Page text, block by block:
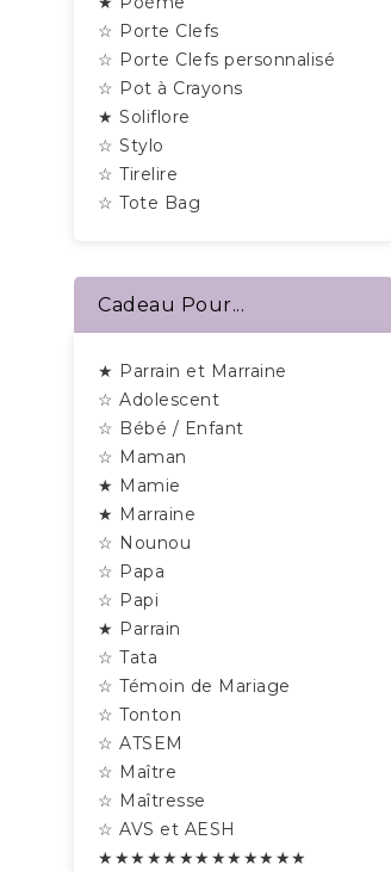
☆ Porte Clefs
☆ Porte Clefs personnalisé
☆ Pot à Crayons
★ Soliflore
☆ Stylo
☆ Tirelire
☆ Tote Bag
Cadeau Pour...
★ Parrain et Marraine
☆ Adolescent
☆ Bébé / Enfant
☆ Maman
★ Mamie
★ Marraine
☆ Nounou
☆ Papa
☆ Papi
★ Parrain
☆ Tata
☆ Témoin de Mariage
☆ Tonton
☆ ATSEM
☆ Maître
☆ Maîtresse
☆ AVS et AESH
★★★★★★★★★★★★★